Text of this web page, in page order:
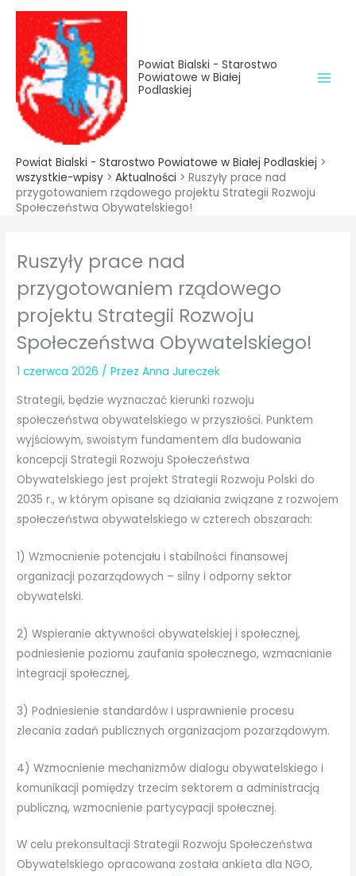
treści
Przejdź
treści
Powiat Bialski - Starostwo
Powiatowe w Białej
Podlaskiej
Powiat Bialski - Starostwo Powiatowe w Białej Podlaskiej >
wszystkie-wpisy > Aktualności > Ruszyły prace nad
przygotowaniem rządowego projektu Strategii Rozwoju
Społeczeństwa Obywatelskiego!
Ruszyły prace nad
przygotowaniem rządowego
projektu Strategii Rozwoju
Społeczeństwa Obywatelskiego!
1 czerwca 2026 / PrzezAnna Jureczek
Strategii, będzie wyznaczać kierunki rozwoju
społeczeństwa obywatelskiego w przyszłości. Punktem
wyjściowym, swoistym fundamentem dla budowania
koncepcji Strategii Rozwoju Społeczeństwa
Obywatelskiego jest projekt Strategii Rozwoju Polski do
2035 r., w którym opisane są działania związane z rozwojem
społeczeństwa obywatelskiego w czterech obszarach:
1) Wzmocnienie potencjału i stabilności finansowej
organizacji pozarządowych – silny i odporny sektor
obywatelski.
2) Wspieranie aktywności obywatelskiej i społecznej,
podniesienie poziomu zaufania społecznego, wzmacnianie
integracji społecznej,
3) Podniesienie standardów i usprawnienie procesu
zlecania zadań publicznych organizacjom pozarządowym.
4) Wzmocnienie mechanizmów dialogu obywatelskiego i
komunikacji pomiędzy trzecim sektorem a administracją
publiczną, wzmocnienie partycypacji społecznej.
W celu prekonsultacji Strategii Rozwoju Społeczeństwa
Obywatelskiego opracowana została ankieta dla NGO,